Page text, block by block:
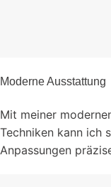
Moderne Ausstattung
Mit meiner
Techniken kann ich
Anpassungen